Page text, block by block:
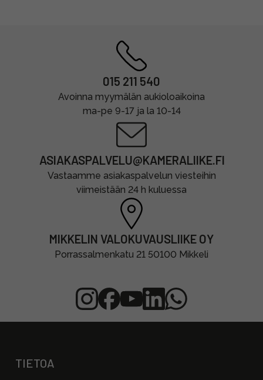
015 211 540
Avoinna myymälän aukioloaikoina
ma-pe 9-17 ja la 10-14
ASIAKASPALVELU@KAMERALIIKE.FI
Vastaamme asiakaspalvelun viesteihin
viimeistään 24 h kuluessa
MIKKELIN VALOKUVAUSLIIKE OY
Porrassalmenkatu 21 50100 Mikkeli
TIETOA